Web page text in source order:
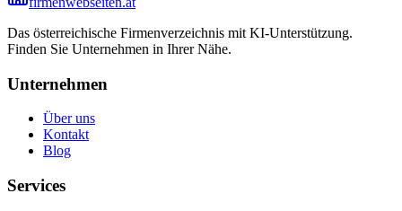
Das österreichische Firmenverzeichnis mit KI-Unterstützung.
Finden Sie Unternehmen in Ihrer Nähe.
Unternehmen
Über uns
Kontakt
Blog
Services